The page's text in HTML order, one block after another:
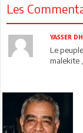
Les
YASSER
Le
malekite